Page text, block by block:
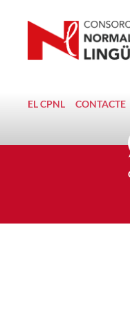
EL CPNL CONTACTE